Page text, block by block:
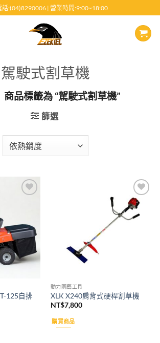
話:(04)8290006 | 營業時間:9:00~18:00
駕駛式割草機
商品標籤為 “駕駛式割草機”
篩選
125自排
Add to
wishlist
動力園藝工具
XLK X240肩背式硬桿割草機
NT$7,800
購買商品